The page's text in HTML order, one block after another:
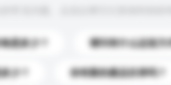
是多少？ 请问有什么运送方
少？ 你有新的產品目录吗？